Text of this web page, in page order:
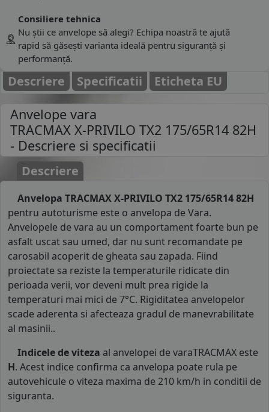
Consiliere tehnica
Nu știi ce anvelope să alegi? Echipa noastră te ajută
rapid să găsești varianta ideală pentru siguranță și
performanță.
Descriere Specificatii Eticheta EU
Anvelope vara
TRACMAX X-PRIVILO TX2 175/65R14 82H
- Descriere si specificatii
Descriere
Anvelopa TRACMAX X-PRIVILO TX2 175/65R14 82H
pentru autoturisme este o anvelopa de Vara.
Anvelopele de vara au un comportament foarte bun pe
asfalt uscat sau umed, dar nu sunt recomandate pe
carosabil acoperit de gheata sau zapada. Fiind
proiectate sa reziste la temperaturile ridicate din
perioada verii, vor deveni mult prea rigide la
temperaturi mai mici de 7°C. Rigiditatea anvelopelor
scade aderenta si afecteaza gradul de manevrabilitate
al masinii..
Indicele de viteza al anvelopei de varaTRACMAX este
H. Acest indice confirma ca anvelopa poate rula pe
autovehicule o viteza maxima de 210 km/h in conditii de
siguranta.